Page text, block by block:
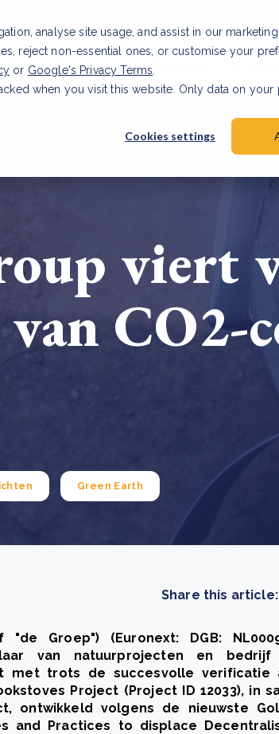
analyse site usage, and assist in our
reject non-essential ones, or customise your
or Google's Privacy Terms
when you visit this website. Only data on
Cookies settings
Diensten & Producten
uw positie als leverancier: wat verandert er in
viert
CO2-
Green Earth
Share this article:
"de Groep") (Euronext: DGB:
van natuurprojecten en
met trots de succesvolle verificatie
Project (Project ID 12033), in
ontwikkeld volgens de nieuwste
and Practices to displace